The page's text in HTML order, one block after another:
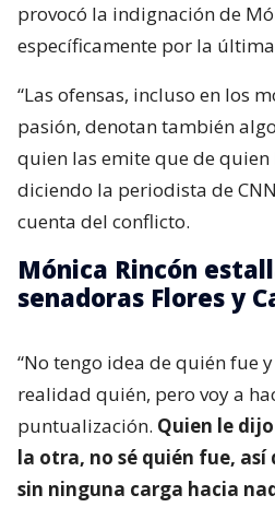
provocó la indignación de
específicamente por la
“Las ofensas, incluso en los
pasión, denotan también
quien las emite que de quien
diciendo la periodista de
cuenta del conflicto.
Mónica Rincón
senadoras Flores y
“No tengo idea de quién fue
realidad quién, pero voy a
puntualización. Quien le
la otra, no sé quién fue,
sin ninguna carga hacia